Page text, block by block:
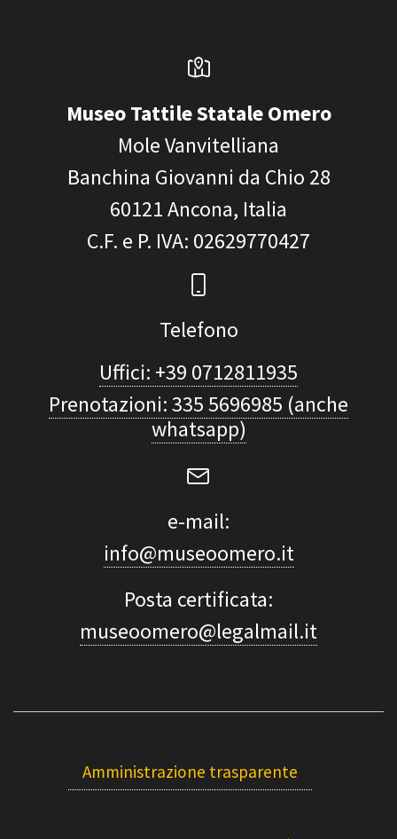
Museo Tattile Statale Omero
Mole Vanvitelliana
Banchina Giovanni da Chio 28
60121Ancona, Italia
C.F. e P. IVA: 02629770427
Telefono
Uffici: +39 0712811935
Prenotazioni: 335 5696985 (anche
whatsapp)
e-mail:
info@museoomero.it
Posta certificata:
museoomero@legalmail.it
Amministrazione trasparente